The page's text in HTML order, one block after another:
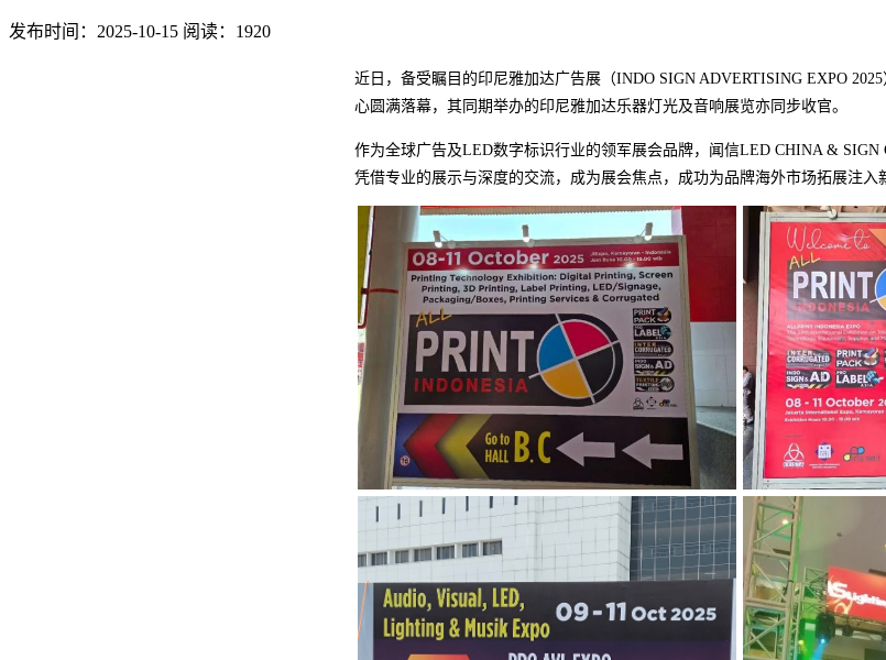
发布时间：2025-10-15 阅读：1920
近日，备受瞩目的印尼雅加达广告展（INDO SIGN ADVERTISING EXPO
心圆满落幕，其同期举办的印尼雅加达乐器灯光及音响展览亦同步收官。
作为全球广告及LED数字标识行业的领军展会品牌，闻信LED CHINA & SIGN
凭借专业的展示与深度的交流，成为展会焦点，成功为品牌海外市场拓展注入